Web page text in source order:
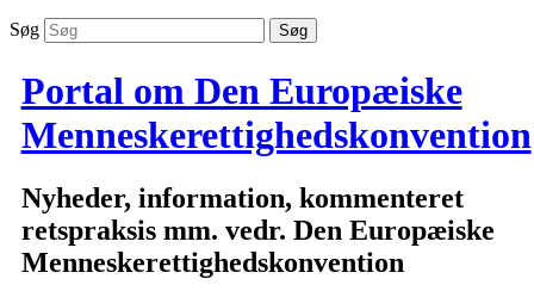
Søg
Portal om Den Europæiske
Menneskerettighedskonvention
Nyheder, information, kommenteret
retspraksis mm. vedr. Den Europæiske
Menneskerettighedskonvention